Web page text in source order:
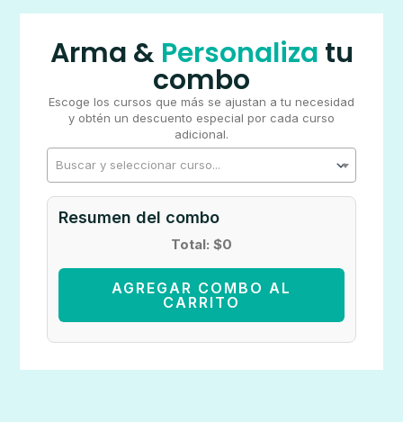
Arma & Personaliza tu
combo
Escoge los cursos que más se ajustan a tu necesidad
y obtén un descuento especial por cada curso
adicional.
Buscar y seleccionar curso...
Resumen del combo
Total: $0
AGREGAR COMBO AL
CARRITO